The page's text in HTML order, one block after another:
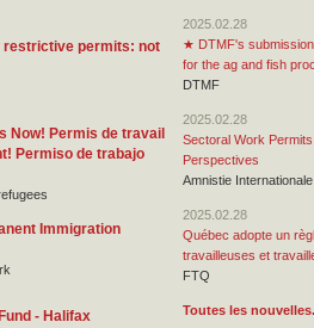
restrictive permits: not
Now! Permis de travail
Permiso de trabajo
Immigration
- Halifax
2025.02.28
★ DTMF's
for the ag and fish
DTMF
2025.02.28
Sectoral Work
Perspectives
Amnistie
2025.02.28
Québec adopte un
travailleuses et
FTQ
Toutes les